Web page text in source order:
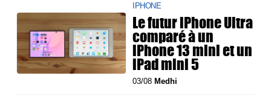
IPHONE
Le futur iPhone Ultra
comparé à un
iPhone 13 mini et un
iPad mini 5
03/08 Medhi